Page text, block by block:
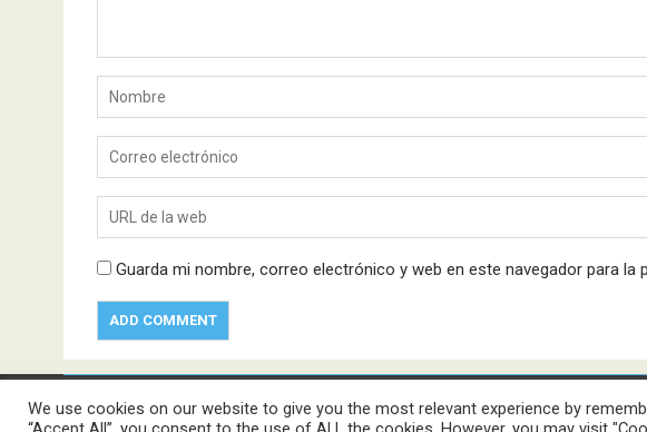
Guarda mi nombre, correo electrónico y web en este navegador para la
We use cookies on our website to give you the most relevant experience by